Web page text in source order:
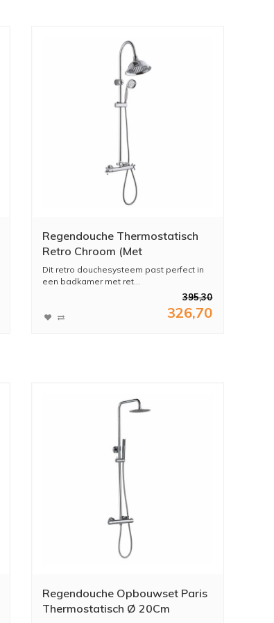
Regendouche Thermostatisch
Retro Chroom (Met
Handdouche)
Dit retro douchesysteem past perfect in
een badkamer met ret...
395,30
326,70
Regendouche Opbouwset Paris
Thermostatisch Ø 20Cm